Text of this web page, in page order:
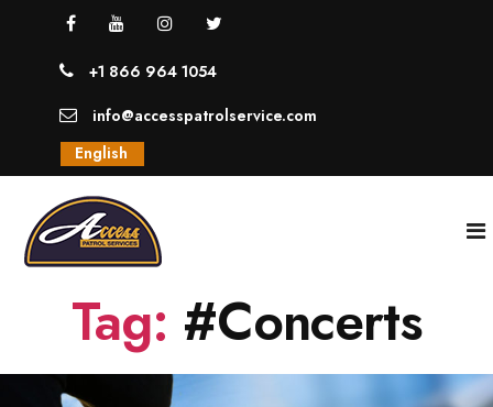
+1 866 964 1054
info@accesspatrolservice.com
English
Tag: #Concerts